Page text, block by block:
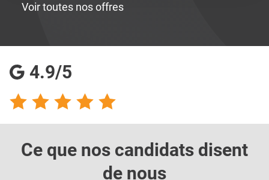
Voir toutes nos offres
4.9/5
Ce que nos candidats disent
de nous